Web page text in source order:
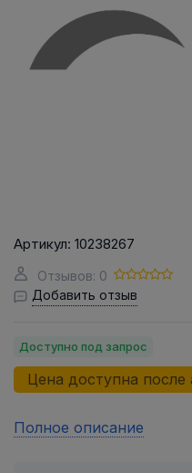
Артикул: 10238267
Отзывов: 0
Добавить отзыв
Доступно под запрос
Цена доступна после
Полное описание